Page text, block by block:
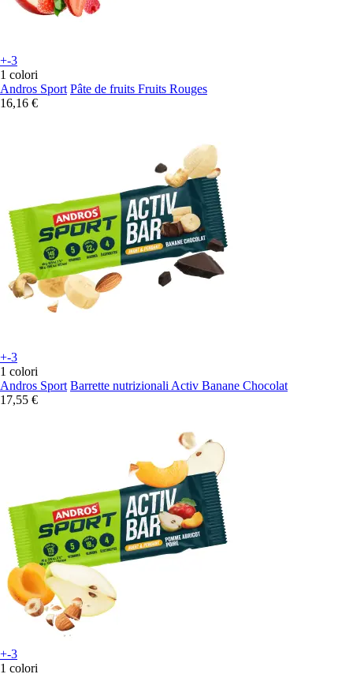
+-3
1 colori
Andros Sport Pâte de fruits Fruits Rouges
16,16 €
+-3
1 colori
Andros Sport Barrette nutrizionali Activ Banane Chocolat
17,55 €
+-3
1 colori